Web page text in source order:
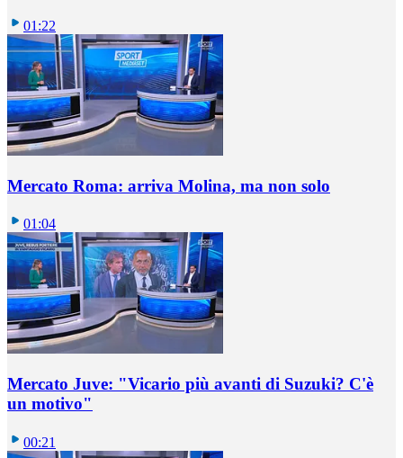
01:22
Mercato Roma: arriva Molina, ma non solo
01:04
Mercato Juve: "Vicario più avanti di Suzuki? C'è
un motivo"
00:21